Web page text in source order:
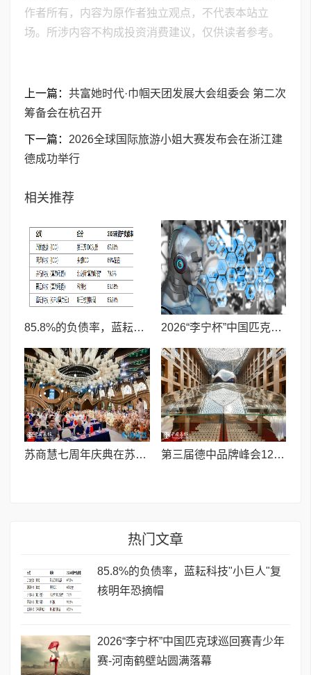
作者所有，内容为原作者独立观点，不代表本站立
场。所涉内容不构成投资消费建议，仅供读者参考。
上一篇： 共富她时代·巾帼天团发展大会组委会 第二次
筹备会在杭召开
下一篇： 2026全球国际旅游小姐大赛发布会在浙江建
德成功举行
相关推荐
85.8%的负债率，蓝耘科技"小巨人"复核明年恐摘帽 2026“李宁杯”中国匹克球巡回赛青少年赛-河南鹤壁站圆满落幕
苏商慧七周年庆典在苏州隆重举行 七大联创共启发展新篇章 第三届德中品牌峰会12月将在柏林举办，聚焦人工智能时代品牌全球化发展
热门文章
85.8%的负债率，蓝耘科技"小巨人"复
核明年恐摘帽
2026“李宁杯”中国匹克球巡回赛青少年
赛-河南鹤壁站圆满落幕